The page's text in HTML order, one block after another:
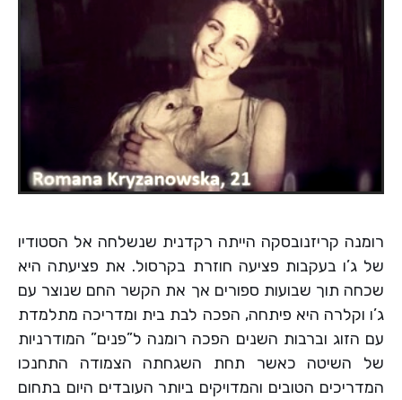
רומנה קריזנובסקה הייתה רקדנית שנשלחה אל הסטודיו
של ג’ו בעקבות פציעה חוזרת בקרסול. את פציעתה היא
שכחה תוך שבועות ספורים אך את הקשר החם שנוצר עם
ג’ו וקלרה היא פיתחה, הפכה לבת בית ומדריכה מתלמדת
עם הזוג וברבות השנים הפכה רומנה ל”פנים” המודרניות
של השיטה כאשר תחת השגחתה הצמודה התחנכו
המדריכים הטובים והמדויקים ביותר העובדים היום בתחום